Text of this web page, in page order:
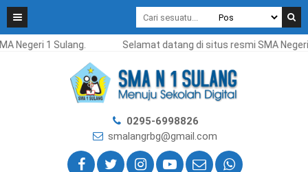
1 Sulang. Selamat datang di situs resmi SMA Negeri 1
0295-6998826
smalangrbg@gmail.com